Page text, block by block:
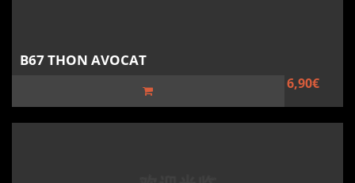
B67 THON AVOCAT
6,90€